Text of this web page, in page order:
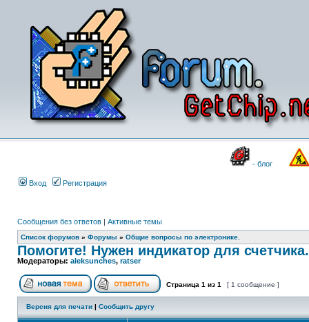
- блог
Вход Регистрация
Сообщения без ответов | Активные темы
Список форумов » Форумы » Общие вопросы по электронике.
Помогите! Нужен индикатор для
Модераторы: aleksunches, ratser
Страница 1 из 1 [ 1 сообщение ]
Версия для печати | Сообщить другу